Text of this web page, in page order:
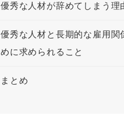
優秀な人材が辞めてしまう理
優秀な人材と長期的な雇用関
めに求められること
まとめ